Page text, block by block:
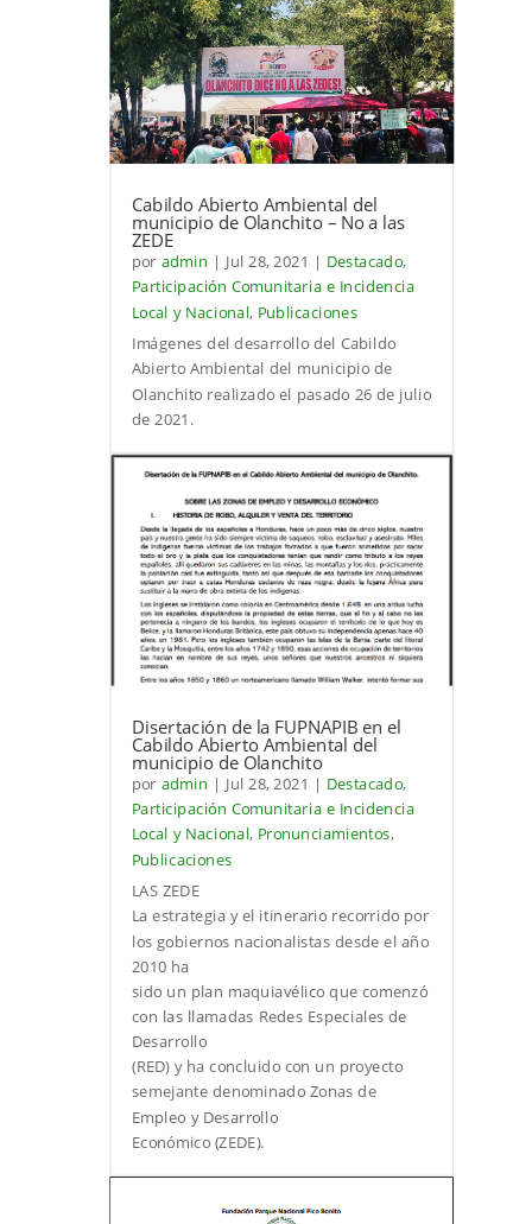
Cabildo Abierto Ambiental del
municipio de Olanchito – No a las
ZEDE
por admin | Jul 28, 2021 | Destacado,
Participación Comunitaria e Incidencia
Local y Nacional, Publicaciones
Imágenes del desarrollo del Cabildo
Abierto Ambiental del municipio de
Olanchito realizado el pasado 26 de julio
de 2021.
Disertación de la FUPNAPIB en el
Cabildo Abierto Ambiental del
municipio de Olanchito
por admin | Jul 28, 2021 | Destacado,
Participación Comunitaria e Incidencia
Local y Nacional, Pronunciamientos,
Publicaciones
LAS ZEDE
La estrategia y el itinerario recorrido por
los gobiernos nacionalistas desde el año
2010 ha
sido un plan maquiavélico que comenzó
con las llamadas Redes Especiales de
Desarrollo
(RED) y ha concluido con un proyecto
semejante denominado Zonas de
Empleo y Desarrollo
Económico (ZEDE).